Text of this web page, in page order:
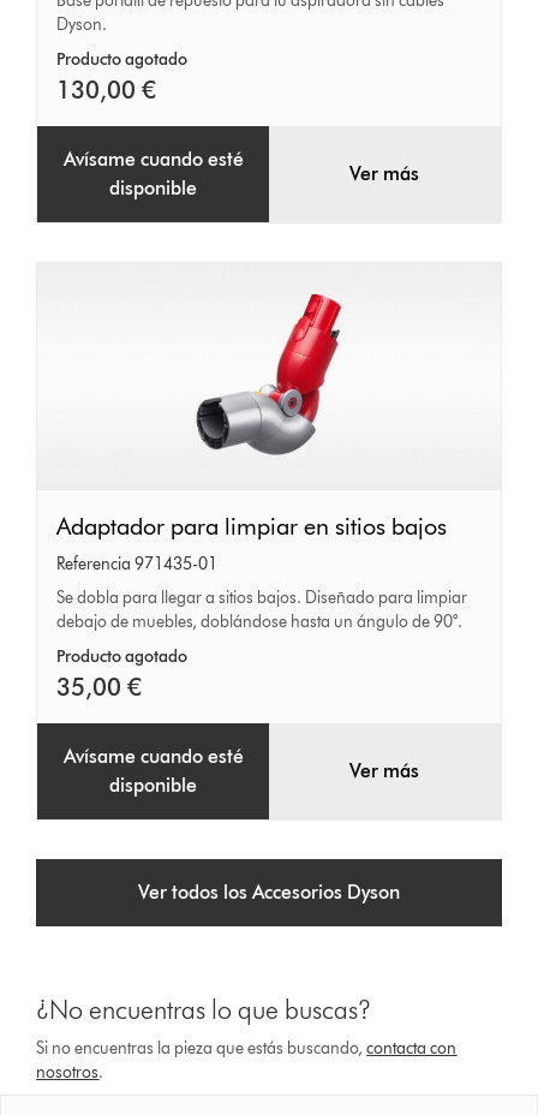
aspiradoras
Dyson
V15,
V11,
V10
Outsize
Dyson.
Producto agotado
130,00 €
Avísame cuando esté
disponible
Ver más
Adaptador
para
limpiar
en
sitios
bajos
Adaptador para limpiar en sitios bajos
Referencia 971435-01
Se dobla para llegar a sitios bajos. Diseñado para limpiar
debajo de muebles, doblándose hasta un ángulo de 90°.
Producto agotado
35,00 €
Avísame cuando esté
disponible
Ver más
Ver todos los Accesorios Dyson
¿No encuentras lo que buscas?
Si no encuentras la pieza que estás buscando,contacta con
nosotros.